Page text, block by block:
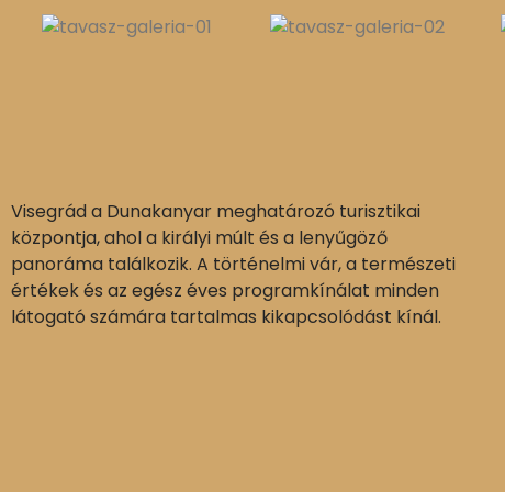
Visegrád a Dunakanyar meghatározó turisztikai
központja, ahol a királyi múlt és a lenyűgöző
panoráma találkozik. A történelmi vár, a természeti
értékek és az egész éves programkínálat minden
látogató számára tartalmas kikapcsolódást kínál.